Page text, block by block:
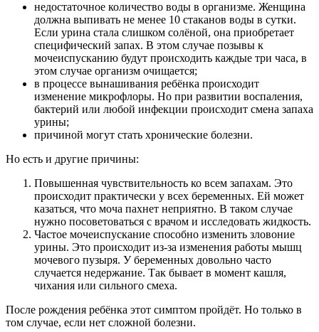
недостаточное количество воды в организме. Женщина
должна выпивать не менее 10 стаканов воды в сутки.
Если урина стала слишком солёной, она приобретает
специфический запах. В этом случае позывы к
мочеиспусканию будут происходить каждые три часа, в
этом случае организм очищается;
в процессе вынашивания ребёнка происходит
изменение микрофлоры. Но при развитии воспаления,
бактерий или любой инфекции происходит смена запаха
урины;
причиной могут стать хронические болезни.
Но есть и другие причины:
Повышенная чувствительность ко всем запахам. Это
происходит практически у всех беременных. Ей может
казаться, что моча пахнет неприятно. В таком случае
нужно посоветоваться с врачом и исследовать жидкость.
Частое мочеиспускание способно изменить зловоние
урины. Это происходит из-за изменения работы мышц
мочевого пузыря. У беременных довольно часто
случается недержание. Так бывает в момент кашля,
чихания или сильного смеха.
После рождения ребёнка этот симптом пройдёт. Но только в
том случае, если нет сложной болезни.